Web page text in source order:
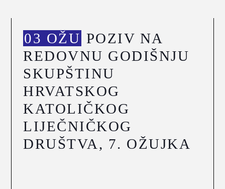
03 OŽU POZIV NA
REDOVNU GODIŠNJU
SKUPŠTINU
HRVATSKOG
KATOLIČKOG
LIJEČNIČKOG
DRUŠTVA, 7. OŽUJKA